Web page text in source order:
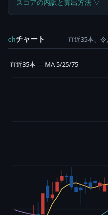
スコアの内訳と算出方法 ▽
chチャート 直近35本、
直近35本 — MA 5/25/75